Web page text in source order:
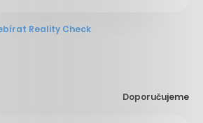
Reality Check
Doporučujeme